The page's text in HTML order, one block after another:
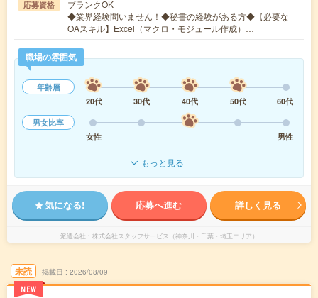
応募資格
ブランクOK
◆業界経験問いません！◆秘書の経験がある方◆【必要な
OAスキル】Excel（マクロ・モジュール作成）…
職場の雰囲気
年齢層
20代
30代 40代 50代
60代
男女比率
女性
男性
もっと見る
気になる! 応募へ進む 詳しく見る
派遣会社 株式会社スタッフサービス（神奈川・千葉・埼玉エリア）
未読
NEW
掲載日 2026/08/09